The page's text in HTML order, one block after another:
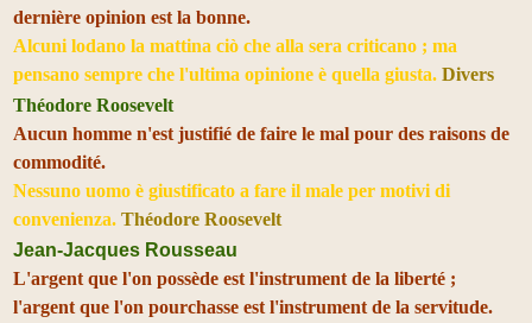
dernière opinion est la bonne.
Alcuni lodano la mattina ciò che alla sera criticano ; ma
pensano sempre che l'ultima opinione è quella giusta. Divers
Théodore Roosevelt
Aucun homme n'est justifié de faire le mal pour des raisons de
commodité.
Nessuno uomo è giustificato a fare il male per motivi di
convenienza. Théodore Roosevelt
Jean-Jacques Rousseau
L'argent que l'on possède est l'instrument de la liberté ;
l'argent que l'on pourchasse est l'instrument de la servitude.